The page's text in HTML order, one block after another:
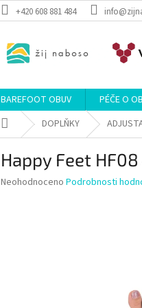
+420 608 881 484
BAREFOOT OBUV PÉČE O
Domů DOPLŇKY
Happy Feet
Průměrné
Neohodnoceno Podrobnosti